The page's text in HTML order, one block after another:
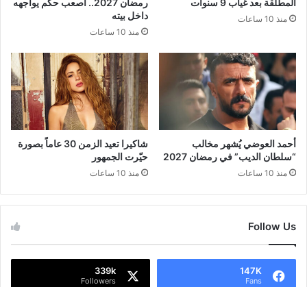
المطلقة بعد غياب 9 سنوات
منذ 10 ساعات
رمضان 2027.. أصعب حكم يواجهه
داخل بيته
منذ 10 ساعات
أحمد العوضي يُشهر مخالب
“سلطان الديب” في رمضان 2027
منذ 10 ساعات
شاكيرا تعيد الزمن 30 عاماً بصورة
حيّرت الجمهور
منذ 10 ساعات
Follow Us
147K
Fans
339k
Followers